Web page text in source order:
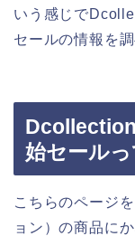
いう感じで
セールの情報を
始セール
こちらのページ
ョン）の商品に